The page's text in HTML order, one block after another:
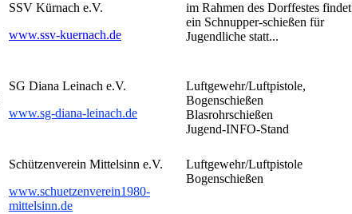
SSV Kürnach e.V.
www.ssv-kuernach.de
im Rahmen des Dorffestes findet
ein Schnupper-schießen für
Jugendliche statt...
SG Diana Leinach e.V.
www.sg-diana-leinach.de
Luftgewehr/Luftpistole,
Bogenschießen
Blasrohrschießen
Jugend-INFO-Stand
Schützenverein Mittelsinn e.V.
www.schuetzenverein1980-
mittelsinn.de
Luftgewehr/Luftpistole
Bogenschießen